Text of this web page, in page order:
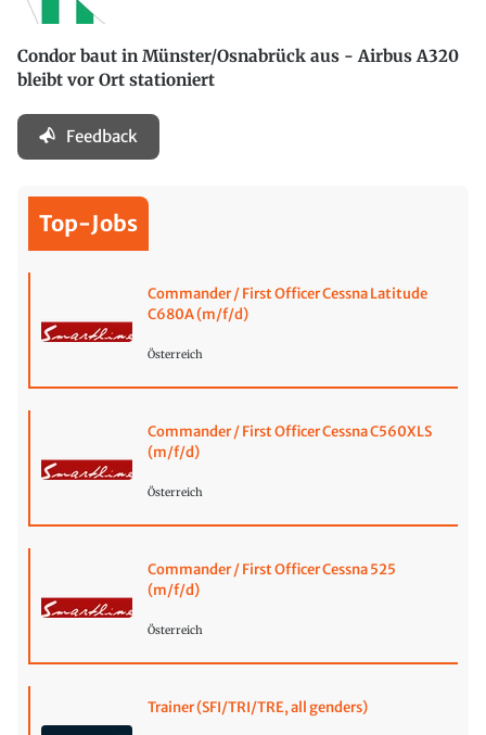
Condor baut in Münster/Osnabrück aus - Airbus A320
bleibt vor Ort stationiert
Feedback
Top-Jobs
Commander / First Officer Cessna Latitude
C680A (m/f/d)
Österreich
Commander / First Officer Cessna C560XLS
(m/f/d)
Österreich
Commander / First Officer Cessna 525
(m/f/d)
Österreich
Trainer (SFI/TRI/TRE, all genders)